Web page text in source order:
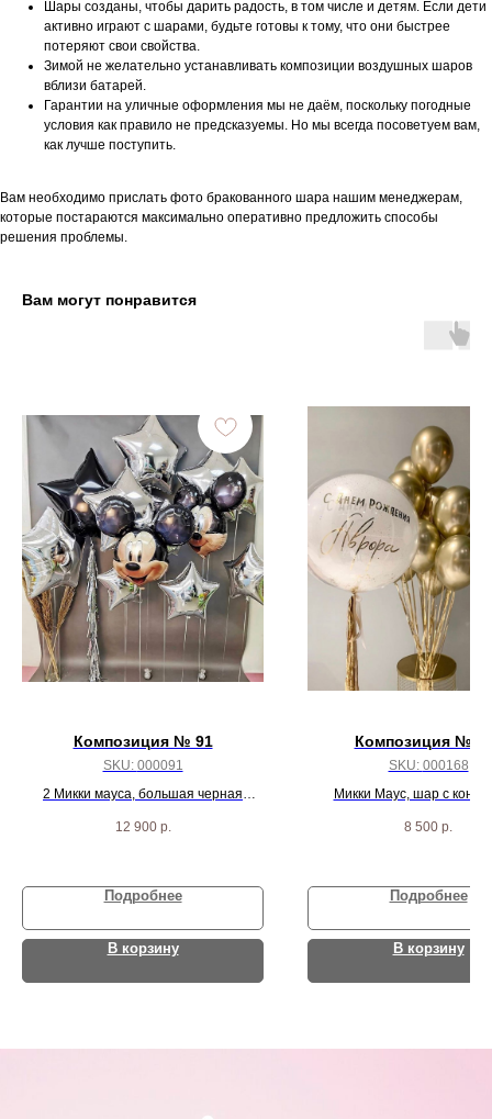
Шары созданы, чтобы дарить радость, в том числе и детям. Если дети
активно играют с шарами, будьте готовы к тому, что они быстрее
потеряют свои свойства.
Зимой не желательно устанавливать композиции воздушных шаров
вблизи батарей.
Гарантии на уличные оформления мы не даём, поскольку погодные
условия как правило не предсказуемы. Но мы всегда посоветуем вам,
как лучше поступить.
Вам необходимо прислать фото бракованного шара нашим менеджерам,
которые постараются максимально оперативно предложить способы
решения проблемы.
Вам могут понравится
Композиция № 91
SKU: 000091
2 Микки мауса, большая черная
серебрянных звезд
12 900 р.
Подробнее
В корзину
Композиция №
SKU: 000168
Микки Маус, шар с
пастель шаров
8 500 р.
Подробнее
В корзину